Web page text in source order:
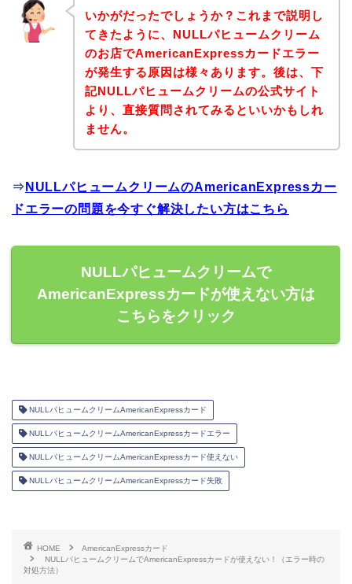
いかがだったでしょうか？これまで説明し
てきたように、NULLパヒュームクリーム
のお店でAmericanExpressカードエラー
が発生する原因は様々あります。後は、下
記NULLパヒュームクリームの公式サイト
より、直接質問されてみるといいかもしれ
ません。
⇒ NULLパヒュームクリームのAmericanExpressカー
ドエラーの問題を今すぐ解決したい方はこちら
NULLパヒュームクリームで
AmericanExpressカードが使えない方は
こちらをクリック
NULLパヒュームクリームAmericanExpressカード
NULLパヒュームクリームAmericanExpressカードエラー
NULLパヒュームクリームAmericanExpressカード使えない
NULLパヒュームクリームAmericanExpressカード失敗
HOME
AmericanExpressカード
NULLパヒュームクリームでAmericanExpressカードが使えない！（エラー時の
対処方法）